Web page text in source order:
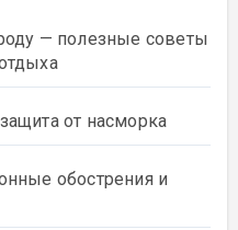
— полезные советы
от насморка
обострения и